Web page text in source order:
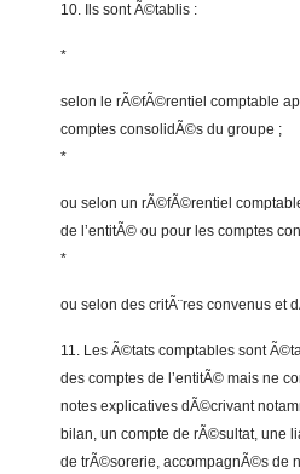
10. Ils sont Ã©tablis :
*
selon le rÃ©fÃ©rentiel comptable
comptes consolidÃ©s du groupe ;
*
ou selon un rÃ©fÃ©rentiel
de l’entitÃ© ou pour les comptes
*
ou selon des critÃ¨res convenus et
11. Les Ã©tats comptables sont
des comptes de l’entitÃ© mais ne
notes explicatives dÃ©crivant
bilan, un compte de rÃ©sultat, une
de trÃ©sorerie, accompagnÃ©s de